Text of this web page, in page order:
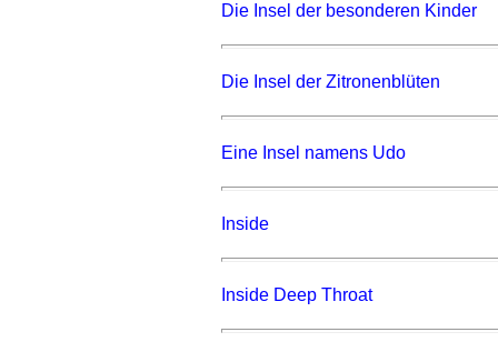
Die Insel der besonderen Kinder
Die Insel der Zitronenblüten
Eine Insel namens Udo
Inside
Inside Deep Throat